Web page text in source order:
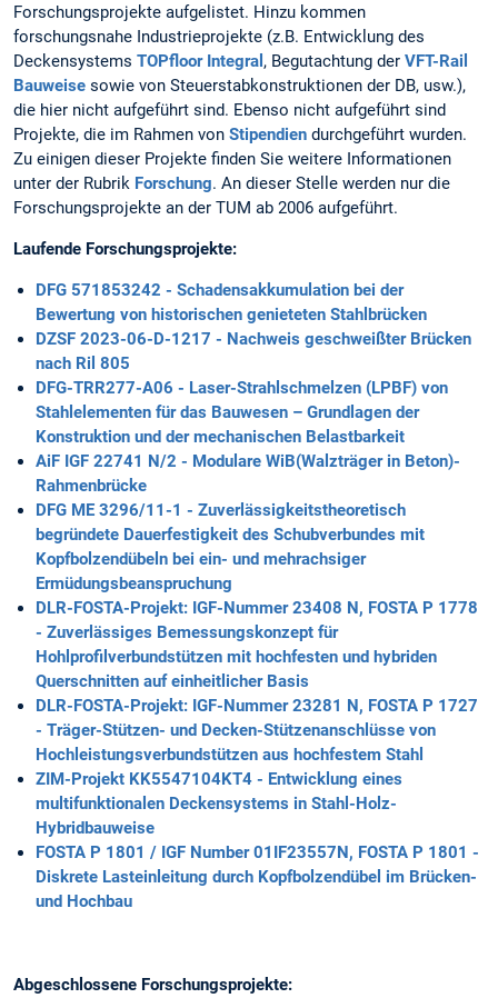
Forschungsprojekte aufgelistet. Hinzu kommen
forschungsnahe Industrieprojekte (z.B. Entwicklung des
Deckensystems TOPfloor Integral , Begutachtung der VFT-Rail
Bauweise sowie von Steuerstabkonstruktionen der DB, usw.),
die hier nicht aufgeführt sind. Ebenso nicht aufgeführt sind
Projekte, die im Rahmen von Stipendien durchgeführt wurden.
Zu einigen dieser Projekte finden Sie weitere Informationen
unter der Rubrik Forschung. An dieser Stelle werden nur die
Forschungsprojekte an der TUM ab 2006 aufgeführt.
Laufende Forschungsprojekte:
DFG 571853242 - Schadensakkumulation bei der
Bewertung von historischen genieteten Stahlbrücken
DZSF 2023-06-D-1217 - Nachweis geschweißter Brücken
nach Ril 805
DFG-TRR277-A06 - Laser-Strahlschmelzen (LPBF) von
Stahlelementen für das Bauwesen – Grundlagen der
Konstruktion und der mechanischen Belastbarkeit
AiF IGF 22741 N/2 - Modulare WiB(Walzträger in Beton)-
Rahmenbrücke
DFG ME 3296/11-1 - Zuverlässigkeitstheoretisch
begründete Dauerfestigkeit des Schubverbundes mit
Kopfbolzendübeln bei ein- und mehrachsiger
Ermüdungsbeanspruchung
DLR-FOSTA-Projekt: IGF-Nummer 23408 N, FOSTA P 1778
- Zuverlässiges Bemessungskonzept für
Hohlprofilverbundstützen mit hochfesten und hybriden
Querschnitten auf einheitlicher Basis
DLR-FOSTA-Projekt: IGF-Nummer 23281 N, FOSTA P 1727
- Träger-Stützen- und Decken-Stützenanschlüsse von
Hochleistungsverbundstützen aus hochfestem Stahl
ZIM-Projekt KK5547104KT4 - Entwicklung eines
multifunktionalen Deckensystems in Stahl-Holz-
Hybridbauweise
FOSTA P 1801 / IGF Number 01IF23557N, FOSTA P 1801 -
Diskrete Lasteinleitung durch Kopfbolzendübel im Brücken-
und Hochbau
Abgeschlossene Forschungsprojekte: